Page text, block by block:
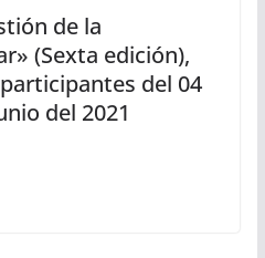
de la
(Sexta edición),
del 04
del 2021